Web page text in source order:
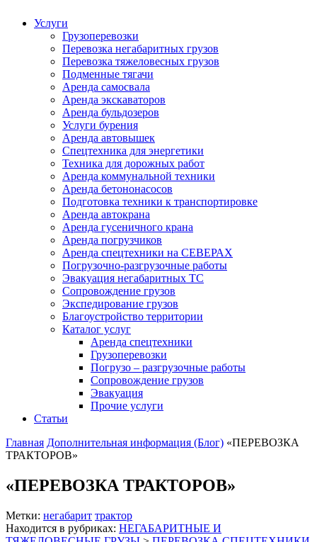
Услуги
Грузоперевозки
Перевозка негабаритных грузов
Перевозка тяжеловесных грузов
Подменные тягачи
Аренда самосвала
Аренда экскаваторов
Аренда бульдозеров
Услуги бурения
Аренда автовышек
Спецтехника для энергетики
Техника для дорожных работ
Аренда коммунальной техники
Аренда бетононасосов
Подготовка техники к транспортировке
Аренда автокрана
Аренда гусеничного крана
Аренда погрузчиков
Аренда спецтехники на СЕВЕРАХ
Погрузочно-разгрузочные работы
Эвакуация негабаритных ТС
Сопровождение грузов
Экспедирование грузов
Благоустройство территории
Каталог услуг
Аренда спецтехники
Грузоперевозки
Погрузо – разгрузочные работы
Сопровождение грузов
Эвакуация
Прочие услуги
Статьи
Главная Дополнительная информация (Блог) «ПЕРЕВОЗКА
ТРАКТОРОВ»
«ПЕРЕВОЗКА ТРАКТОРОВ»
Метки: негабарит трактор
Находится в рубриках: НЕГАБАРИТНЫЕ И